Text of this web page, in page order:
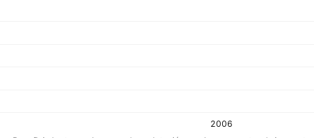
2006